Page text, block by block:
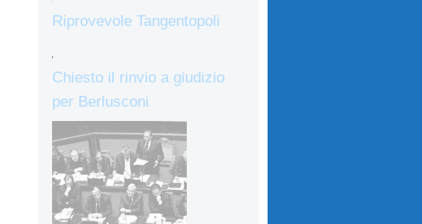
Riprovevole Tangentopoli
Chiesto il rinvio a giudizio
per Berlusconi